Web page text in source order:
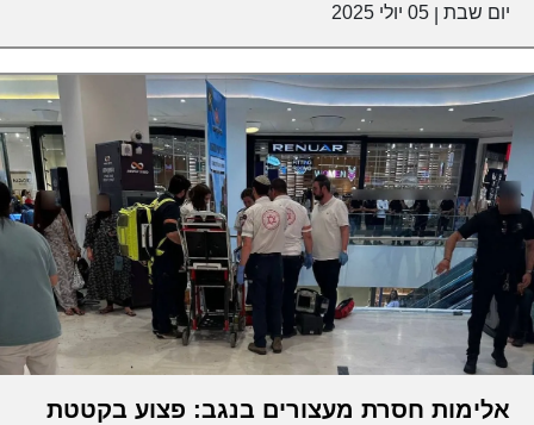
יום שבת 05 יולי 2025
אלימות חסרת מעצורים בנגב: פצוע בקטטת